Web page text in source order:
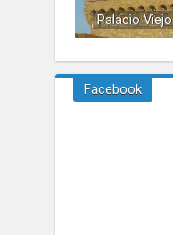
Palacio Viejo
Facebook